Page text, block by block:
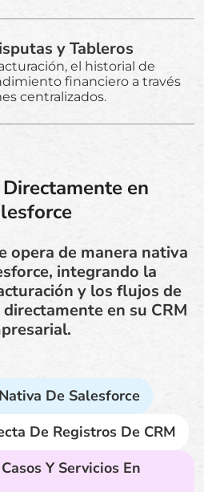
y Tableros
el historial de
financiero a través
centralizados.
en
opera de manera nativa
integrando la
y los flujos de
en su CRM
De Salesforce
De Registros De CRM
Y Servicios En